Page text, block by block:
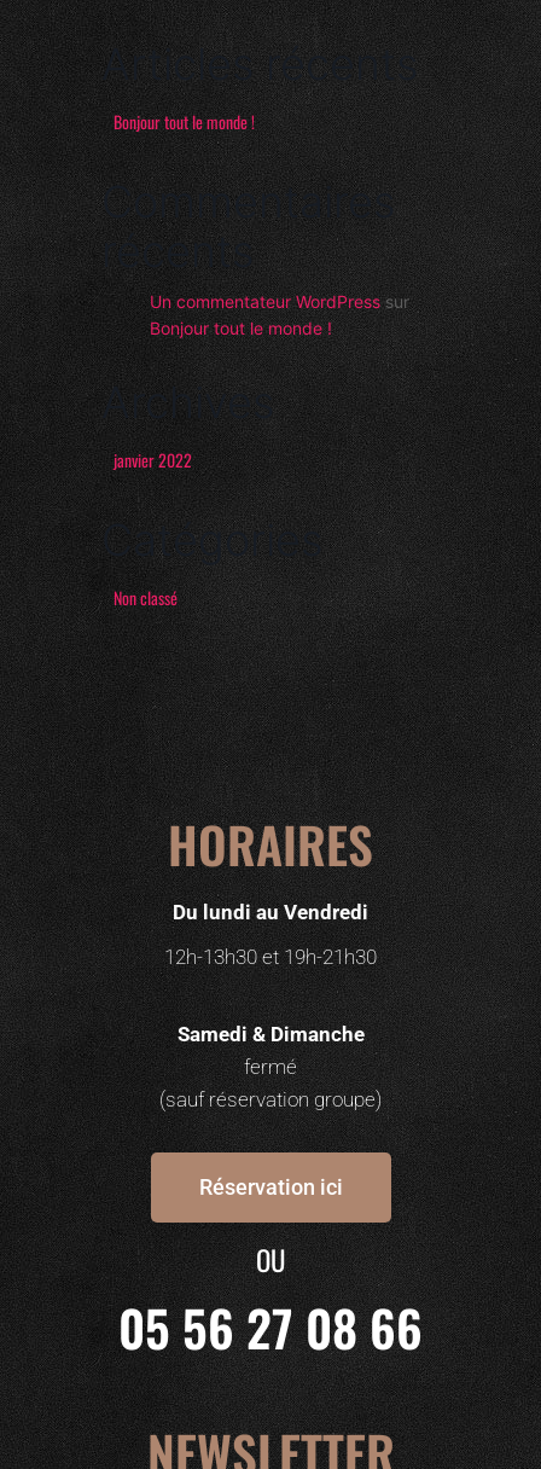
Articles récents
Bonjour tout le monde !
Commentaires
récents
Un commentateur WordPresssur
Bonjour tout le monde !
Archives
janvier 2022
Catégories
Non classé
HORAIRES
Du lundi au Vendredi
12h-13h30 et 19h-21h30
Samedi & Dimanche
fermé
(sauf réservation groupe)
Réservation ici
OU
05 56 27 08 66
NEWSLETTER